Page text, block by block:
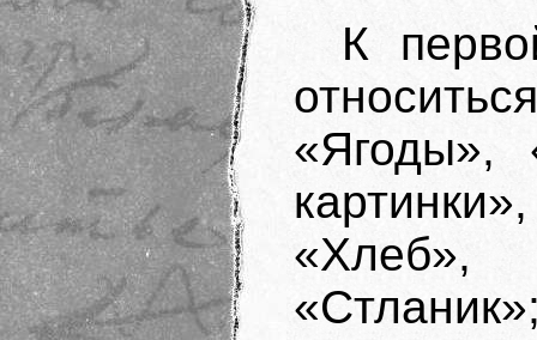
К
«Ягоды»,
«Хлеб»,